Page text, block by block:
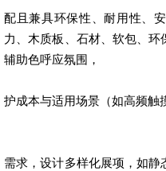
配且兼具环保性、耐用性、
力、木质板、石材、软包、环
辅助色呼应氛围，
护成本与适用场景（如高频触
需求，设计多样化展项，如